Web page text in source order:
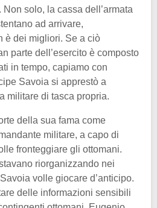
solo, la cassa dell’armata
ad arrivare,
è dei migliori. Se a ciò
parte dell’esercito è composto
in tempo, capiamo con
Savoia si apprestò a
militare di tasca propria.
della sua fama come
militare, a capo di
fronteggiare gli ottomani.
riorganizzando nei
volle giocare d’anticipo.
delle informazioni sensibili